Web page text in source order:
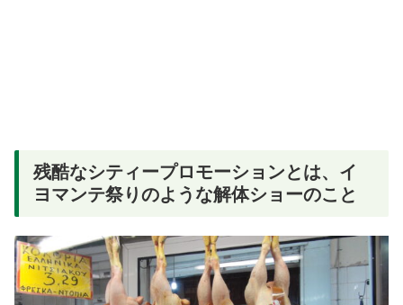
残酷なシティープロモーションとは、イ
ヨマンテ祭りのような解体ショーのこと